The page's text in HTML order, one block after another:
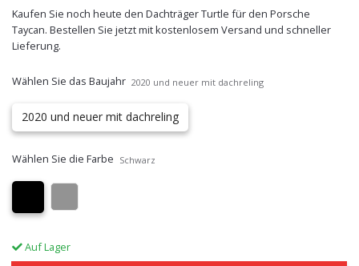
Kaufen Sie noch heute den Dachträger Turtle für den Porsche
Taycan. Bestellen Sie jetzt mit kostenlosem Versand und schneller
Lieferung.
Wählen Sie das Baujahr 2020 und neuer mit dachreling
2020 und neuer mit dachreling
Wählen Sie die Farbe Schwarz
Auf Lager